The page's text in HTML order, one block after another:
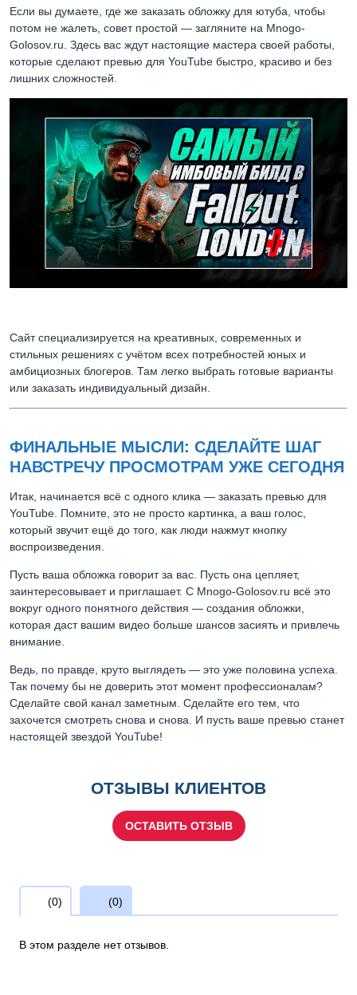
Если вы думаете, где же заказать обложку для ютуба, чтобы
потом не жалеть, совет простой — загляните на Mnogo-
Golosov.ru. Здесь вас ждут настоящие мастера своей работы,
которые сделают превью для YouTube быстро, красиво и без
лишних сложностей.
Сайт специализируется на креативных, современных и
стильных решениях с учётом всех потребностей юных и
амбициозных блогеров. Там легко выбрать готовые варианты
или заказать индивидуальный дизайн.
ФИНАЛЬНЫЕ МЫСЛИ: СДЕЛАЙТЕ ШАГ
НАВСТРЕЧУ ПРОСМОТРАМ УЖЕ СЕГОДНЯ
Итак, начинается всё с одного клика — заказать превью для
YouTube. Помните, это не просто картинка, а ваш голос,
который звучит ещё до того, как люди нажмут кнопку
воспроизведения.
Пусть ваша обложка говорит за вас. Пусть она цепляет,
заинтересовывает и приглашает. С Mnogo-Golosov.ru всё это
вокруг одного понятного действия — создания обложки,
которая даст вашим видео больше шансов засиять и привлечь
внимание.
Ведь, по правде, круто выглядеть — это уже половина успеха.
Так почему бы не доверить этот момент профессионалам?
Сделайте свой канал заметным. Сделайте его тем, что
захочется смотреть снова и снова. И пусть ваше превью станет
настоящей звездой YouTube!
ОТЗЫВЫ КЛИЕНТОВ
ОСТАВИТЬ ОТЗЫВ
(0) (0)
В этом разделе нет отзывов.